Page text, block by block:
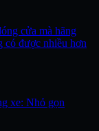
cửa mà hãng
có được nhiều hơn
xe: Nhỏ gọn